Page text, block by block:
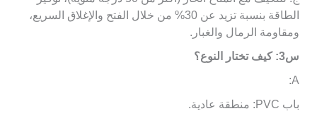
الطاقة بنسبة تزيد عن 30% من خلال الفتح والإغلاق السريع،
ومقاومة الرمال والغبار.
س3: كيف تختار النوع؟
A:
باب PVC: منطقة عادية.